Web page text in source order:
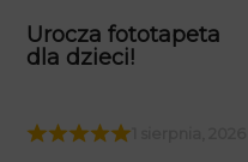
Urocza fototapeta
dla dzieci!